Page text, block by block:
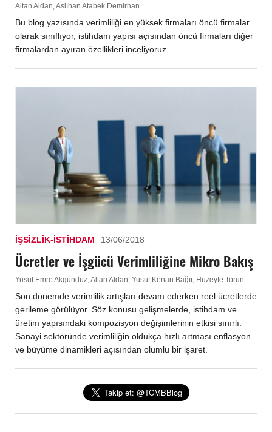
Altan Aldan, Aslıhan Atabek Demirhan
Bu blog yazısında verimliliği en yüksek firmaları öncü firmalar
olarak sınıflıyor, istihdam yapısı açısından öncü firmaları diğer
firmalardan ayıran özellikleri inceliyoruz.
İŞSIZLIK-İSTIHDAM 13/06/2018
Ücretler ve İşgücü Verimliliğine Mikro Bakış
Yusuf Emre Akgündüz, Altan Aldan, Yusuf Kenan Bağır, Huzeyfe Torun
Son dönemde verimlilik artışları devam ederken reel ücretlerde
gerileme görülüyor. Söz konusu gelişmelerde, istihdam ve
üretim yapısındaki kompozisyon değişimlerinin etkisi sınırlı.
Sanayi sektöründe verimliliğin oldukça hızlı artması enflasyon
ve büyüme dinamikleri açısından olumlu bir işaret.